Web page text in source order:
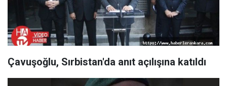
Çavuşoğlu, Sırbistan'da anıt açılışına katıldı